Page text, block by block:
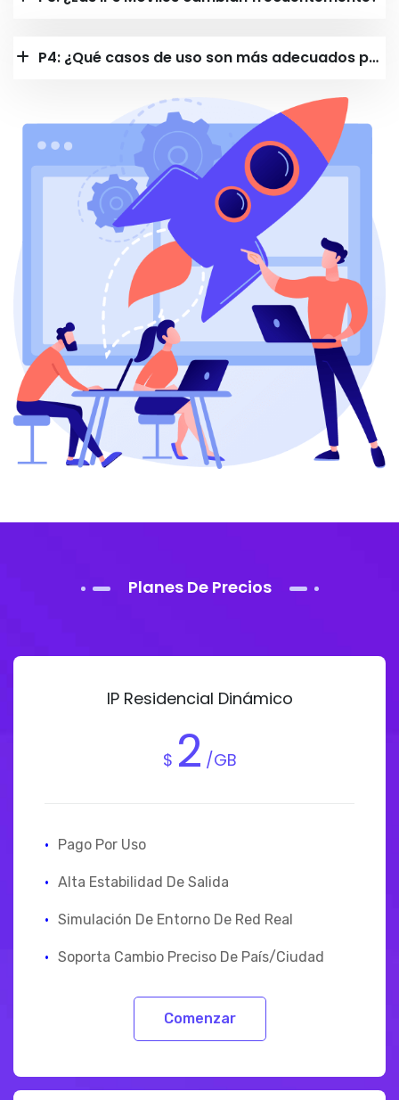
P4: ¿Qué casos de uso son más adecuados para las IPs Móviles?
Planes De Precios
IP Residencial Dinámico
$ 2 /GB
· Pago Por Uso
· Alta Estabilidad De Salida
· Simulación De Entorno De Red Real
· Soporta Cambio Preciso De País/ciudad
Comenzar